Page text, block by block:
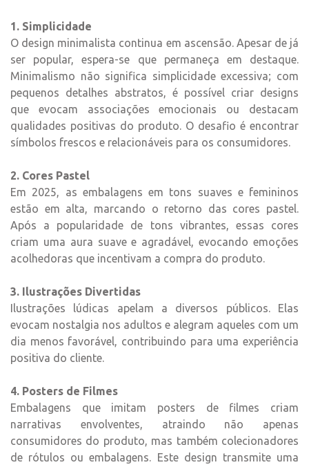
1. Simplicidade
O design minimalista continua em ascensão. Apesar de já
ser popular, espera-se que permaneça em destaque.
Minimalismo não significa simplicidade excessiva; com
pequenos detalhes abstratos, é possível criar designs
que evocam associações emocionais ou destacam
qualidades positivas do produto. O desafio é encontrar
símbolos frescos e relacionáveis para os consumidores.
2. Cores Pastel
Em 2025, as embalagens em tons suaves e femininos
estão em alta, marcando o retorno das cores pastel.
Após a popularidade de tons vibrantes, essas cores
criam uma aura suave e agradável, evocando emoções
acolhedoras que incentivam a compra do produto.
3. Ilustrações Divertidas
Ilustrações lúdicas apelam a diversos públicos. Elas
evocam nostalgia nos adultos e alegram aqueles com um
dia menos favorável, contribuindo para uma experiência
positiva do cliente.
4. Posters de Filmes
Embalagens que imitam posters de filmes criam
narrativas envolventes, atraindo não apenas
consumidores do produto, mas também colecionadores
de rótulos ou embalagens. Este design transmite uma